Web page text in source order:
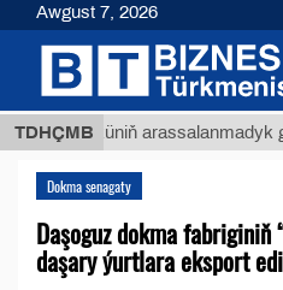
TDHÇMB
köküniň arassalanmadyk
Dokma senagaty
Daşoguz dokma fabriginiň
daşary ýurtlara eksport
Awgust 7, 2026